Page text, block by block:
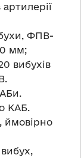
ФПВ-
мм;
вибухів
КАБ.
ймовірно